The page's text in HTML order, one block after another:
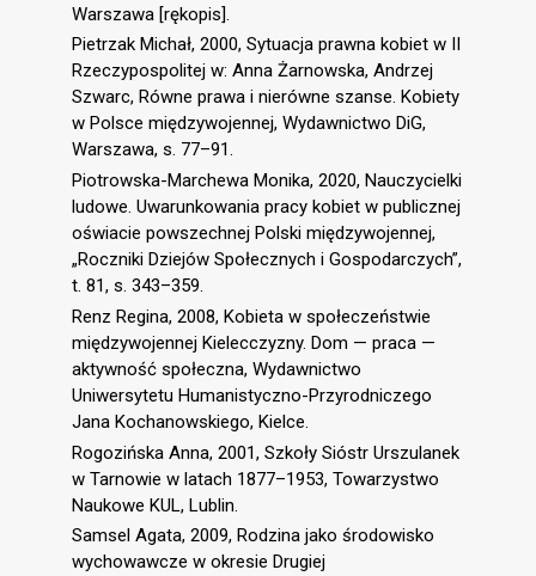
Warszawa [rękopis].
Pietrzak Michał, 2000, Sytuacja prawna kobiet w II
Rzeczypospolitej w: Anna Żarnowska, Andrzej
Szwarc, Równe prawa i nierówne szanse. Kobiety
w Polsce międzywojennej, Wydawnictwo DiG,
Warszawa, s. 77–91.
Piotrowska-Marchewa Monika, 2020, Nauczycielki
ludowe. Uwarunkowania pracy kobiet w publicznej
oświacie powszechnej Polski międzywojennej,
„Roczniki Dziejów Społecznych i Gospodarczych”,
t. 81, s. 343–359.
Renz Regina, 2008, Kobieta w społeczeństwie
międzywojennej Kielecczyzny. Dom — praca —
aktywność społeczna, Wydawnictwo
Uniwersytetu Humanistyczno-Przyrodniczego
Jana Kochanowskiego, Kielce.
Rogozińska Anna, 2001, Szkoły Sióstr Urszulanek
w Tarnowie w latach 1877–1953, Towarzystwo
Naukowe KUL, Lublin.
Samsel Agata, 2009, Rodzina jako środowisko
wychowawcze w okresie Drugiej